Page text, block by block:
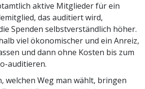
aktive Mitglieder für ein
das auditiert wird,
Spenden selbstverständlich höher.
viel ökonomischer und ein Anreiz,
und dann ohne Kosten bis zum
auditieren.
welchen Weg man wählt, bringen